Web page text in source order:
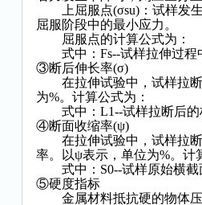
上屈服点(σsu)：试样发生
屈服阶段中的最小应力。
屈服点的计算公式为：
式中：Fs--试样拉伸过程
③断后伸长率(σ)
在拉伸试验中，试样拉断
为%。计算公式为：
式中：L1--试样拉断后的
④断面收缩率(ψ)
在拉伸试验中，试样拉断
率。以ψ表示，单位为%。计
式中：S0--试样原始横截
⑤硬度指标
金属材料抵抗硬的物体压